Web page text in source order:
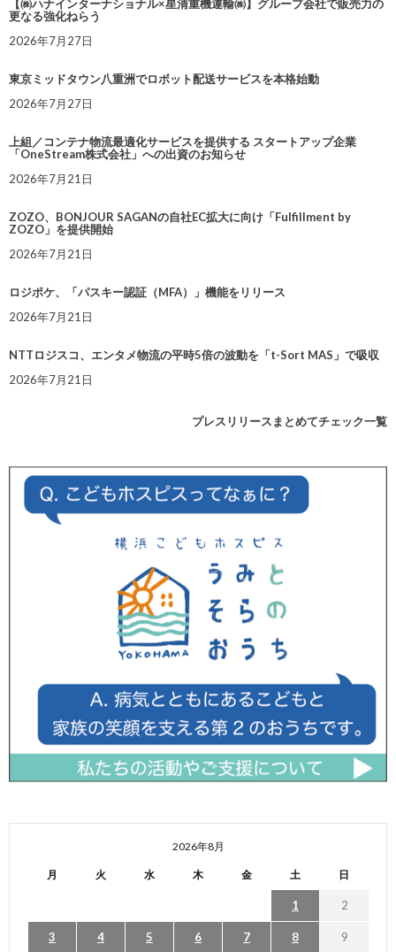
【㈱ハナインターナショナル×星清重機運輸㈱】グループ会社で販売力の
更なる強化ねらう
2026年7月27日
東京ミッドタウン八重洲でロボット配送サービスを本格始動
2026年7月27日
上組／コンテナ物流最適化サービスを提供する スタートアップ企業
「OneStream株式会社」への出資のお知らせ
2026年7月21日
ZOZO、BONJOUR SAGANの自社EC拡大に向け「Fulfillment by
ZOZO」を提供開始
2026年7月21日
ロジポケ、「パスキー認証（MFA）」機能をリリース
2026年7月21日
NTTロジスコ、エンタメ物流の平時5倍の波動を「t-Sort MAS」で吸収
2026年7月21日
プレスリリースまとめてチェック一覧
2026年8月
月 火 水 木 金 土 日
1 2
3 4 5 6 7 8 9